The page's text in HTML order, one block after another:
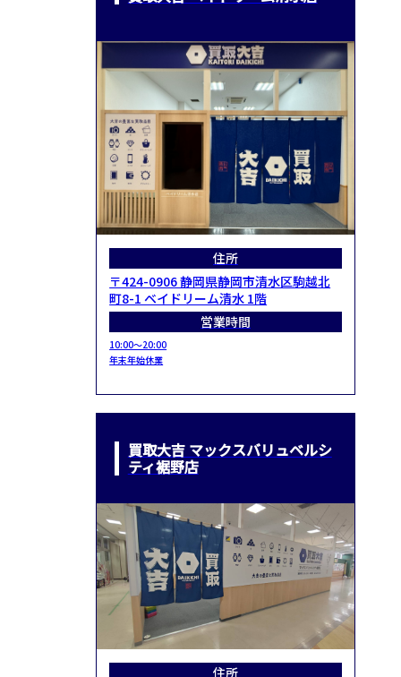
住所
〒424-0906 静岡県静岡市清水区駒越北
町8-1 ベイドリーム清水 1階
営業時間
10:00～20:00
年末年始休業
買取大吉 マックスバリュベルシ
ティ裾野店
住所